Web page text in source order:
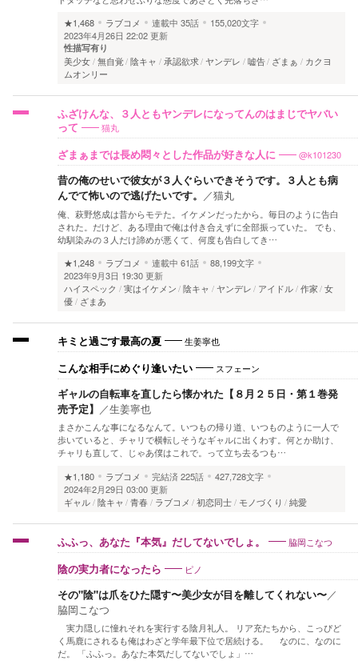
★1,468
ラブコメ 連載中 35話
155,020文字
2023年4月26日 22:02 更新
性描写有り
美少女 無自覚 陰キャ 承認欲求 ヤンデレ 嘘告 ざまぁ
カクヨ
ムオンリー
ふざけんな、３人ともヤンデレになってんのはまじでヤバい
って
猫丸
ざまぁまでは長め悶々とした作品が好きな人に @k101230
昔の俺のせいで彼女が３人ぐらいできそうです。３人とも病
んでて怖いので逃げたいです。 ／猫丸
俺、萩野悠成は昔からモテた。イケメンだったから。毎日のように告白
された。だけど、ある理由で俺は付き合えずに全部振っていた。 でも、
幼馴染みの３人だけ諦めが悪くて、何度も告白してき…
★1,248
ラブコメ 連載中 61話
88,199文字
2023年9月3日 19:30 更新
ハイスペック
実はイケメン 陰キャ ヤンデレ アイドル 作家 女
優
ざまあ
キミと過ごす最高の夏 生姜寧也
こんな相手にめぐり逢いたい スフェーン
ギャルの自転車を直したら懐かれた【８月２５日・第１巻発
売予定】 ／生姜寧也
まさかこんな事になるなんて。いつもの帰り道、いつものように一人で
歩いていると、チャリで横転しそうなギャルに出くわす。何とか助け、
チャリも直して、じゃあ僕はこれで。って立ち去るつも…
★1,180
ラブコメ 完結済225話
427,728文字
2024年2月29日 03:00 更新
ギャル 陰キャ 青春 ラブコメ 初恋同士 モノづくり 純愛
ふふっ、あなた『本気』だしてないでしょ。 脇岡こなつ
陰の実力者になったら ピノ
その"陰"は爪をひた隠す〜美少女が目を離してくれない〜／
脇岡こなつ
実力隠しに憧れそれを実行する陰月礼人。 リア充たちから、こっぴど
く馬鹿にされるも俺はわざと学年最下位で居続ける。 なのに、なのに
だ。 「ふふっ。あなた本気だしてないでしょ」…